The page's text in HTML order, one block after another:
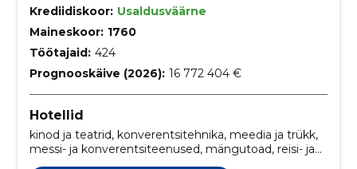
Krediidiskoor: Usaldusväärne
Maineskoor: 1760
Töötajaid: 424
Prognooskäive (2026): 16 772 404 €
Hotellid
kinod ja teatrid, konverentsitehnika, meedia ja trükk,
messi- ja konverentsiteenused, mängutoad, reisi- ja